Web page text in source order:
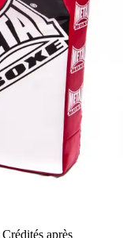
Crédités après